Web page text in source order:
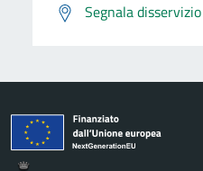
Segnala disservizio